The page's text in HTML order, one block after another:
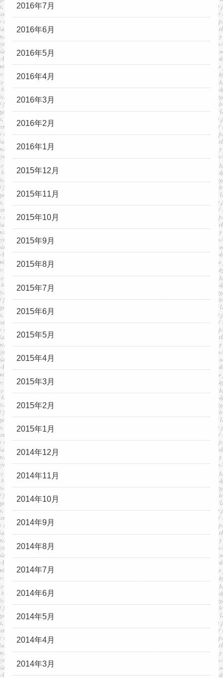
2016年7月
2016年6月
2016年5月
2016年4月
2016年3月
2016年2月
2016年1月
2015年12月
2015年11月
2015年10月
2015年9月
2015年8月
2015年7月
2015年6月
2015年5月
2015年4月
2015年3月
2015年2月
2015年1月
2014年12月
2014年11月
2014年10月
2014年9月
2014年8月
2014年7月
2014年6月
2014年5月
2014年4月
2014年3月